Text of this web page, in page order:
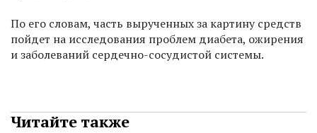
По его словам, часть вырученных за картину средств
пойдет на исследования проблем диабета, ожирения
и заболеваний сердечно-сосудистой системы.
Читайте также